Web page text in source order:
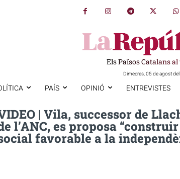
Els Països Catalans
Dimecres, 05 de agost
PAÍS OPINIÓ ENTREVISTES
| Vila, successor de
l’ANC, es proposa
favorable a la